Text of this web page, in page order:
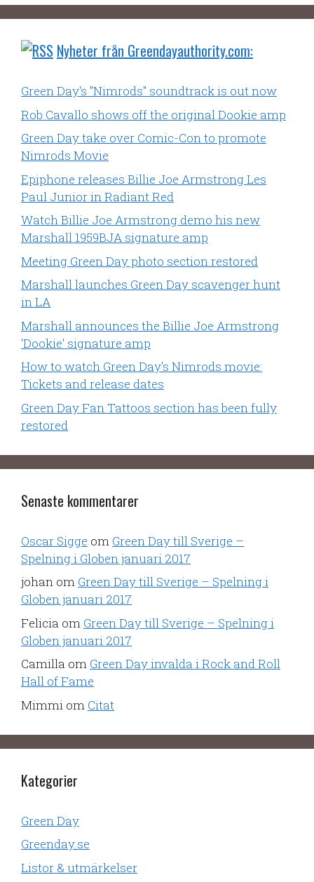
Nyheter från Greendayauthority.com:
Green Day's "Nimrods" soundtrack is out now
Rob Cavallo shows off the original Dookie amp
Green Day take over Comic-Con to promote
Nimrods Movie
Epiphone releases Billie Joe Armstrong Les
Paul Junior in Radiant Red
Watch Billie Joe Armstrong demo his new
Marshall 1959BJA signature amp
Meeting Green Day photo section restored
Marshall launches Green Day scavenger hunt
in LA
Marshall announces the Billie Joe Armstrong
'Dookie' signature amp
How to watch Green Day's Nimrods movie:
Tickets and release dates
Green Day Fan Tattoos section has been fully
restored
Senaste kommentarer
Oscar Sigge om Green Day till Sverige –
Spelning i Globen januari 2017
johan om Green Day till Sverige – Spelning i
Globen januari 2017
Felicia om Green Day till Sverige – Spelning i
Globen januari 2017
Camilla om Green Day invalda i Rock and Roll
Hall of Fame
Mimmi om Citat
Kategorier
Green Day
Greenday.se
Listor & utmärkelser